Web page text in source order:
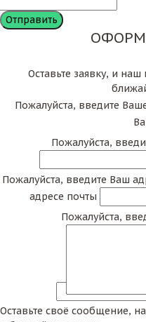
Оставьте заявку, и
Пожалуйста, введите
Пожалуйста,
Пожалуйста, введите Ваш
адресе почты
Пожалуйста,
Оставьте своё сообщение,